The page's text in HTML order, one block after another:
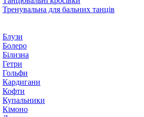
Тренувальна для бальних танців
Блузи
Болеро
Білизна
Гетри
Гольфи
Кардигани
Кофти
Купальники
Кімоно